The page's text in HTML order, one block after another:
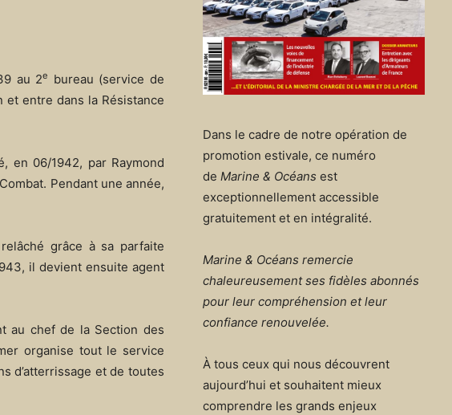
au 2e
bureau (service de
entre dans la Résistance
en 06/1942, par Raymond
Pendant une année,
grâce à sa parfaite
il devient ensuite agent
au chef de la Section des
organise tout le service
d’atterrissage et de toutes
Dans le cadre de notre opération de
promotion estivale, ce numéro
de Marine & Océans est
exceptionnellement accessible
gratuitement et en intégralité.
Marine & Océans remercie
chaleureusement ses fidèles abonnés
pour leur compréhension et leur
confiance renouvelée.
À tous ceux qui nous découvrent
aujourd’hui et souhaitent mieux
comprendre les grands enjeux